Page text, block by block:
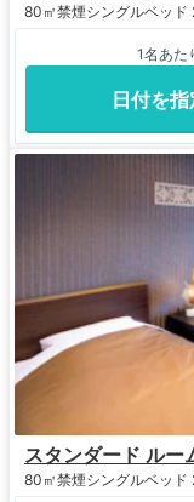
80㎡禁煙シングルベッド
1名あた
日付を
スタンダード ル
80㎡禁煙シングルベッド